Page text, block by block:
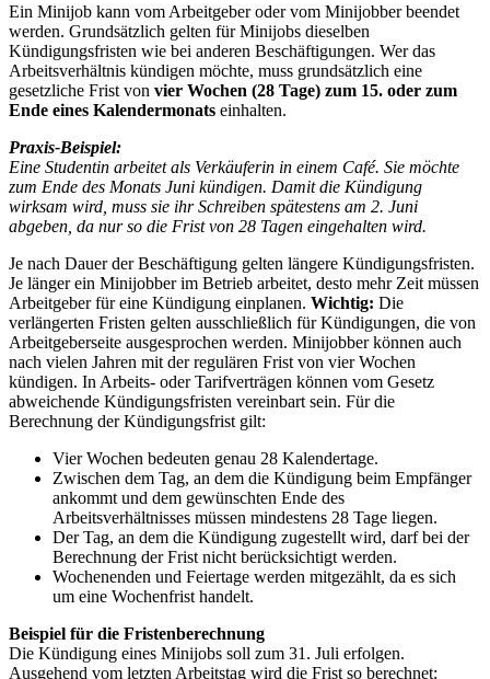
Ein Minijob kann vom Arbeitgeber oder vom Minijobber beendet
werden. Grundsätzlich gelten für Minijobs dieselben
Kündigungsfristen wie bei anderen Beschäftigungen. Wer das
Arbeitsverhältnis kündigen möchte, muss grundsätzlich eine
gesetzliche Frist von vier Wochen (28 Tage) zum 15. oder zum
Ende eines Kalendermonats einhalten.
Praxis-Beispiel:
Eine Studentin arbeitet als Verkäuferin in einem Café. Sie möchte
zum Ende des Monats Juni kündigen. Damit die Kündigung
wirksam wird, muss sie ihr Schreiben spätestens am 2. Juni
abgeben, da nur so die Frist von 28 Tagen eingehalten wird.
Je nach Dauer der Beschäftigung gelten längere Kündigungsfristen.
Je länger ein Minijobber im Betrieb arbeitet, desto mehr Zeit müssen
Arbeitgeber für eine Kündigung einplanen. Wichtig: Die
verlängerten Fristen gelten ausschließlich für Kündigungen, die von
Arbeitgeberseite ausgesprochen werden. Minijobber können auch
nach vielen Jahren mit der regulären Frist von vier Wochen
kündigen. In Arbeits- oder Tarifverträgen können vom Gesetz
abweichende Kündigungsfristen vereinbart sein. Für die
Berechnung der Kündigungsfrist gilt:
Vier Wochen bedeuten genau 28 Kalendertage.
Zwischen dem Tag, an dem die Kündigung beim Empfänger
ankommt und dem gewünschten Ende des
Arbeitsverhältnisses müssen mindestens 28 Tage liegen.
Der Tag, an dem die Kündigung zugestellt wird, darf bei der
Berechnung der Frist nicht berücksichtigt werden.
Wochenenden und Feiertage werden mitgezählt, da es sich
um eine Wochenfrist handelt.
Beispiel für die Fristenberechnung
Die Kündigung eines Minijobs soll zum 31. Juli erfolgen.
Ausgehend vom letzten Arbeitstag wird die Frist so berechnet: